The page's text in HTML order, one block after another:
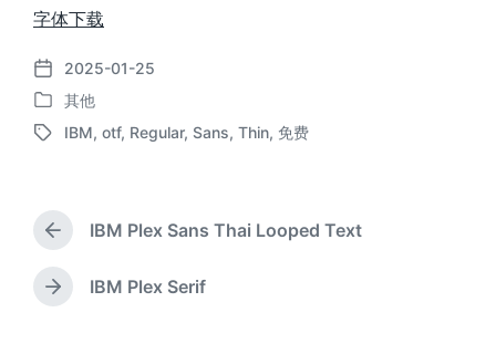
字体下载
发
布
日
2025-01-25
发
布
其他
标
IBM, otf, Regular, Sans, Thin, 免费
上
篇
文
章
IBM Plex Sans Thai Looped Text
下
IBM Plex Serif